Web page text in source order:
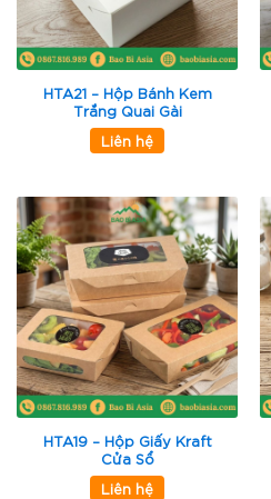
HTA21 – Hộp Bánh Kem
Trắng Quai Gài
Liên hệ
HTA19 – Hộp Giấy Kraft
Cửa Sổ
Liên hệ